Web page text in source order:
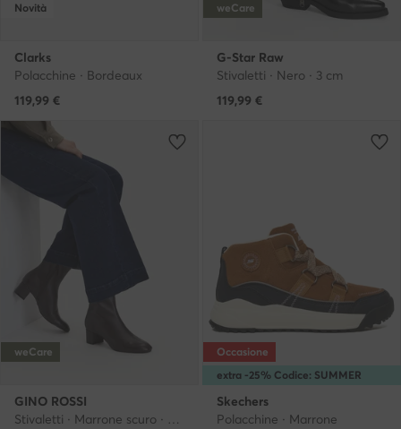
Novità
Clarks
Polacchine · Bordeaux
119,99 €
weCare
G-Star Raw
Stivaletti · Nero · 3 cm
119,99 €
weCare
GINO ROSSI
Stivaletti · Marrone scuro · 4.5 cm
extra -25% Codice: SUMMER
Occasione
Skechers
Polacchine · Marrone